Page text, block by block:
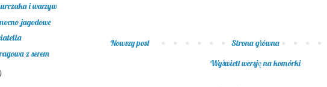
Nowszy post
Strona główna
Wyświetl wersję na komórki
i warzyw
jagodowe
z serem